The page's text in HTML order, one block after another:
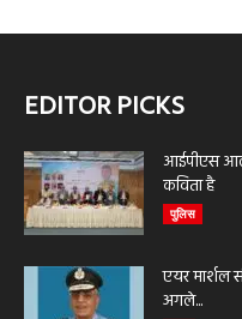
EDITOR PICKS
आईपीएस
कविता है
पुलिस
एयर मार्शल
अगले...